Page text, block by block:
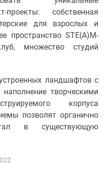
проекты: собственная
для взрослых и
пространство STE(A)M-
множество студий
ландшафтов с
творческими
корпуса
позволят органично
в существующую